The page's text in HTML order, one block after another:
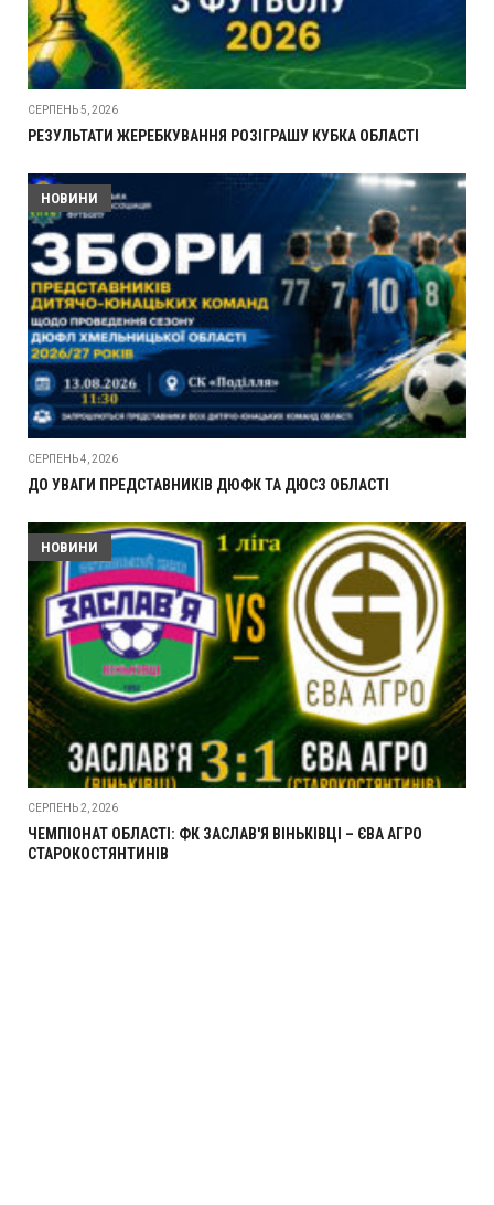
СЕРПЕНЬ 5, 2026
РЕЗУЛЬТАТИ ЖЕРЕБКУВАННЯ РОЗІГРАШУ КУБКА ОБЛАСТІ
НОВИНИ
СЕРПЕНЬ 4, 2026
ДО УВАГИ ПРЕДСТАВНИКІВ ДЮФК ТА ДЮСЗ ОБЛАСТІ
НОВИНИ
СЕРПЕНЬ 2, 2026
ЧЕМПІОНАТ ОБЛАСТІ: ФК ЗАСЛАВ'Я ВІНЬКІВЦІ – ЄВА АГРО
СТАРОКОСТЯНТИНІВ